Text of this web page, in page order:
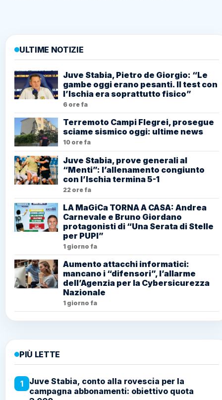
ULTIME NOTIZIE
Juve Stabia, Pietro de Giorgio: “Le
gambe oggi erano pesanti. Il test con
l’Ischia era soprattutto fisico”
6 ore fa
Terremoto Campi Flegrei, prosegue
sciame sismico oggi: ultime news
10 ore fa
Juve Stabia, prove generali al
“Menti”: l’allenamento congiunto
con l’Ischia termina 5-1
22 ore fa
LA MaGiCa TORNA A CASA: Andrea
Carnevale e Bruno Giordano
protagonisti di “Una Serata di Stelle
per PUPI”
1 giorno fa
Aumento attacchi informatici:
mancano i “difensori”, l’allarme
dell’Agenzia per la Cybersicurezza
Nazionale
1 giorno fa
PIÙ LETTE
1
Juve Stabia, conto alla rovescia per la
campagna abbonamenti: obiettivo quota